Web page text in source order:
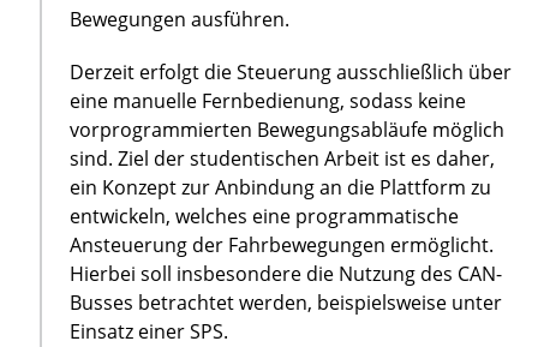
Bewegungen ausführen.
Derzeit erfolgt die Steuerung ausschließlich über
eine manuelle Fernbedienung, sodass keine
vorprogrammierten Bewegungsabläufe möglich
sind. Ziel der studentischen Arbeit ist es daher,
ein Konzept zur Anbindung an die Plattform zu
entwickeln, welches eine programmatische
Ansteuerung der Fahrbewegungen ermöglicht.
Hierbei soll insbesondere die Nutzung des CAN-
Busses betrachtet werden, beispielsweise unter
Einsatz einer SPS.